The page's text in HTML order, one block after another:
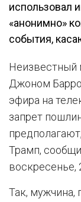
использовал
«анонимно»
события,
Неизвестный
Джоном
эфира на
запрет
Трамп,
воскресенье,
Так, мужчина,